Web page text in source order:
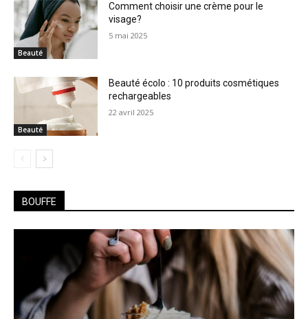
Beauté
Comment choisir une crème pour le
visage?
5 mai 2025
Beauté
Beauté écolo : 10 produits cosmétiques
rechargeables
22 avril 2025
BOUFFE